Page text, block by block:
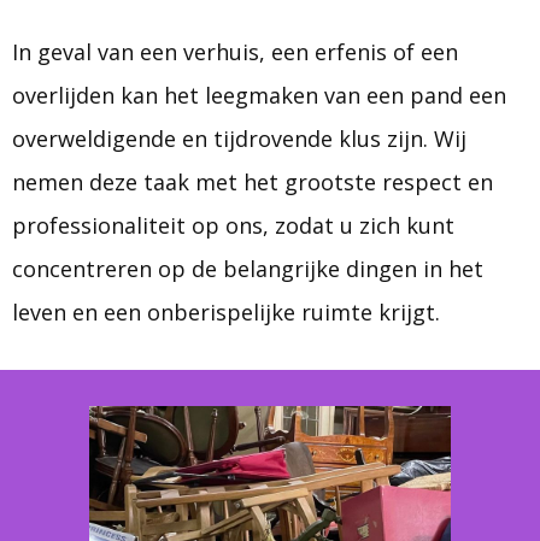
In geval van een verhuis, een erfenis of een
overlijden kan het leegmaken van een pand een
overweldigende en tijdrovende klus zijn. Wij
nemen deze taak met het grootste respect en
professionaliteit op ons, zodat u zich kunt
concentreren op de belangrijke dingen in het
leven en een onberispelijke ruimte krijgt.